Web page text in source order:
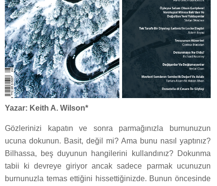
Yazar: Keith A. Wilson*
Gözlerinizi kapatın ve sonra parmağınızla burnunuzun
ucuna dokunun. Basit, değil mi? Ama bunu nasıl yaptınız?
Bilhassa, beş duyunun hangilerini kullandınız? Dokunma
tabii ki devreye giriyor ancak sadece parmak ucunuzun
burnunuzla temas ettiğini hissettiğinizde. Bunun öncesinde